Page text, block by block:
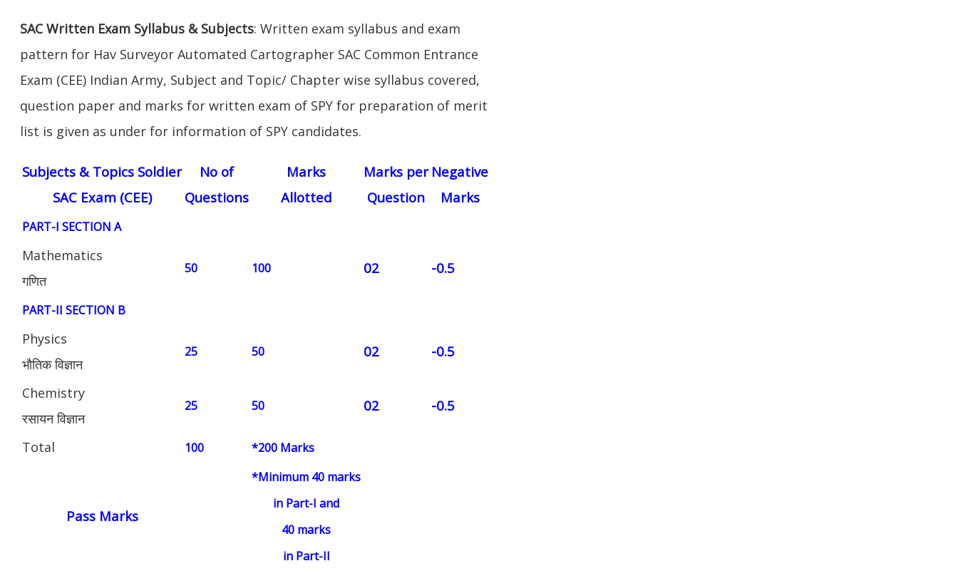
SAC Written Exam Syllabus & Subjects: Written exam syllabus and exam
pattern for Hav Surveyor Automated Cartographer SAC Common Entrance
Exam (CEE) Indian Army, Subject and Topic/ Chapter wise syllabus covered,
question paper and marks for written exam of SPY for preparation of merit
list is given as under for information of SPY candidates.
Subjects & Topics Soldier
SAC Exam (CEE)
No of
Questions
Marks
Allotted
Marks per
Question
Negative
Marks
PART-I SECTION A
Mathematics
गणित
50 100 02 -0.5
PART-II SECTION B
Physics
भौतिक विज्ञान
25 50 02 -0.5
Chemistry
रसायन विज्ञान
25 50 02 -0.5
Total 100 *200 Marks
Pass Marks
*Minimum 40 marks
in Part-I and
40 marks
in Part-II